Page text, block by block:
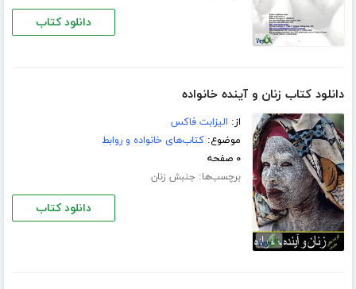
دانلود کتاب
دانلود کتاب زنان و آینده خانواده
از: الیزابت فاکس
موضوع:کتاب‌های خانواده و روابط
۰ صفحه
برچسب‌ها: جنبش زنان
دانلود کتاب